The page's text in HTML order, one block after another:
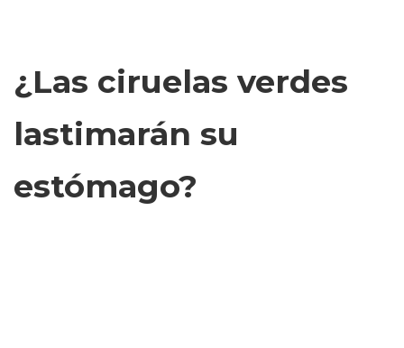
¿Las ciruelas verdes
lastimarán su
estómago?